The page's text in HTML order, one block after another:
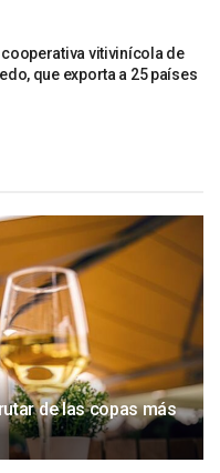
vitivinícola de
que exporta a 25 países
de las copas más